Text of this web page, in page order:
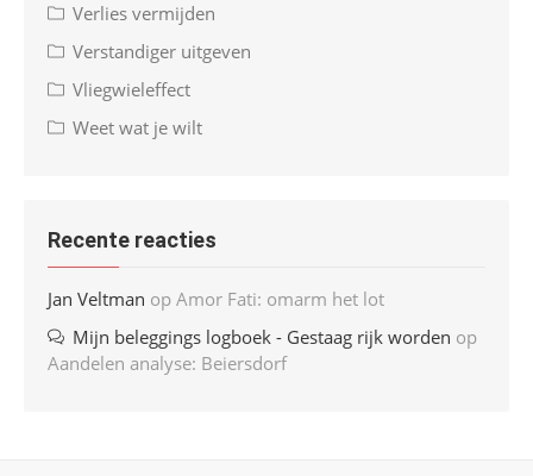
Verlies vermijden
Verstandiger uitgeven
Vliegwieleffect
Weet wat je wilt
Recente reacties
Jan Veltman op Amor Fati: omarm het lot
Mijn beleggings logboek - Gestaag rijk worden op
Aandelen analyse: Beiersdorf